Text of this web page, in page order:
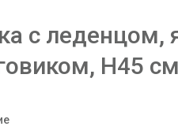
с леденцом,
H45 см